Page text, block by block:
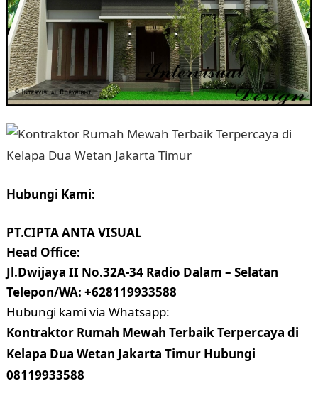
Hubungi Kami:
PT.CIPTA ANTA VISUAL
Head Office:
Jl.Dwijaya II No.32A-34 Radio Dalam – Selatan
Telepon/WA: +628119933588
Hubungi kami via Whatsapp:
Kontraktor Rumah Mewah Terbaik Terpercaya di
Kelapa Dua Wetan Jakarta Timur Hubungi
08119933588